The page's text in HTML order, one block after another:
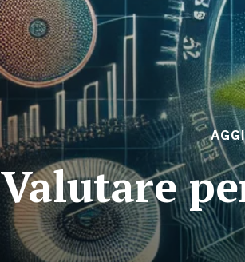
Valutare